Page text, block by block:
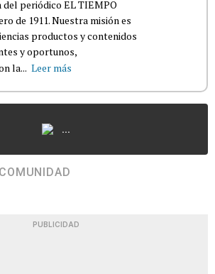
del periódico EL TIEMPO
de 1911. Nuestra misión es
productos y contenidos
y oportunos,
la... Leer más
...
PUBLICIDAD